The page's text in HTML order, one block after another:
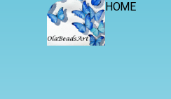
HOME